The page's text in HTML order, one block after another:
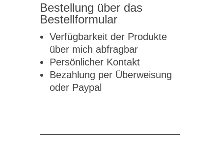
Bestellung über das
Bestellformular
Verfügbarkeit der Produkte
über mich abfragbar
Persönlicher Kontakt
Bezahlung per Überweisung
oder Paypal